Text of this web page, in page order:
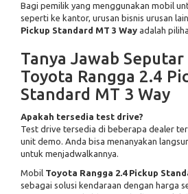
Bagi pemilik yang menggunakan mobil
seperti ke kantor, urusan bisnis urusan
Pickup Standard MT 3 Way adalah
Tanya Jawab
Toyota Rangga 2.4
Standard MT 3 Way
Apakah tersedia test drive?
Test drive tersedia di beberapa dealer
unit demo. Anda bisa menanyakan
untuk menjadwalkannya.
Mobil Toyota Rangga 2.4 Pickup
sebagai solusi kendaraan dengan harga